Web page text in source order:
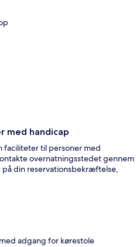
med handicap
faciliteter til personer med
overnatningsstedet gennem
din reservationsbekræftelse,
adgang for kørestole